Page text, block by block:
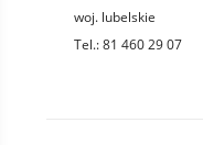
woj. lubelskie
Tel.:81 460 29 07